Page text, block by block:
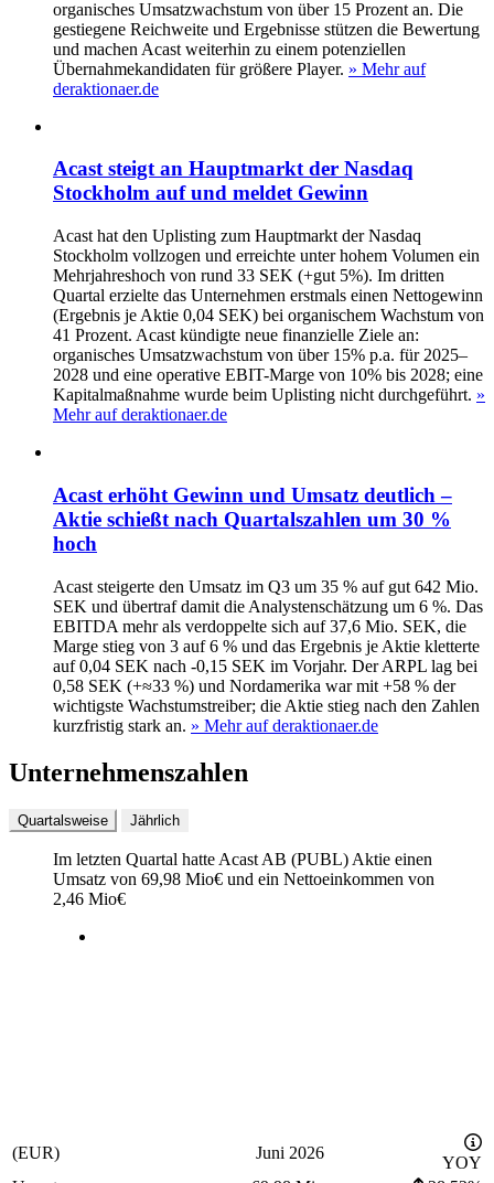
organisches Umsatzwachstum von über 15 Prozent an. Die
gestiegene Reichweite und Ergebnisse stützen die Bewertung
und machen Acast weiterhin zu einem potenziellen
Übernahmekandidaten für größere Player. » Mehr auf
deraktionaer.de
Acast steigt an Hauptmarkt der Nasdaq
Stockholm auf und meldet Gewinn
Acast hat den Uplisting zum Hauptmarkt der Nasdaq
Stockholm vollzogen und erreichte unter hohem Volumen ein
Mehrjahreshoch von rund 33 SEK (+gut 5%). Im dritten
Quartal erzielte das Unternehmen erstmals einen Nettogewinn
(Ergebnis je Aktie 0,04 SEK) bei organischem Wachstum von
41 Prozent. Acast kündigte neue finanzielle Ziele an:
organisches Umsatzwachstum von über 15% p.a. für 2025–
2028 und eine operative EBIT-Marge von 10% bis 2028; eine
Kapitalmaßnahme wurde beim Uplisting nicht durchgeführt. »
Mehr auf deraktionaer.de
Acast erhöht Gewinn und Umsatz deutlich –
Aktie schießt nach Quartalszahlen um 30 %
hoch
Acast steigerte den Umsatz im Q3 um 35 % auf gut 642 Mio.
SEK und übertraf damit die Analystenschätzung um 6 %. Das
EBITDA mehr als verdoppelte sich auf 37,6 Mio. SEK, die
Marge stieg von 3 auf 6 % und das Ergebnis je Aktie kletterte
auf 0,04 SEK nach -0,15 SEK im Vorjahr. Der ARPL lag bei
0,58 SEK (+≈33 %) und Nordamerika war mit +58 % der
wichtigste Wachstumstreiber; die Aktie stieg nach den Zahlen
kurzfristig stark an. » Mehr auf deraktionaer.de
Unternehmenszahlen
Quartalsweise Jährlich
Im letzten Quartal hatte Acast AB (PUBL) Aktie einen
Umsatz von 69,98 Mio€ und ein Nettoeinkommen von
2,46 Mio€
(EUR) Juni 2026
YOY